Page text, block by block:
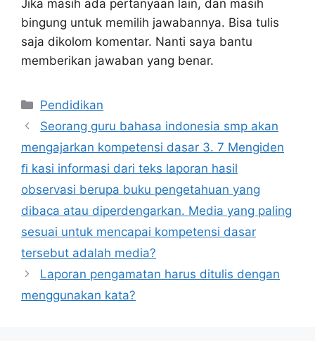
Jika masih ada pertanyaan lain, dan masih
bingung untuk memilih jawabannya. Bisa tulis
saja dikolom komentar. Nanti saya bantu
memberikan jawaban yang benar.
Kategori
Pendidikan
Seorang guru bahasa indonesia smp akan
mengajarkan kompetensi dasar 3. 7 Mengiden
ﬁ kasi informasi dari teks laporan hasil
observasi berupa buku pengetahuan yang
dibaca atau diperdengarkan. Media yang paling
sesuai untuk mencapai kompetensi dasar
tersebut adalah media?
Laporan pengamatan harus ditulis dengan
menggunakan kata?